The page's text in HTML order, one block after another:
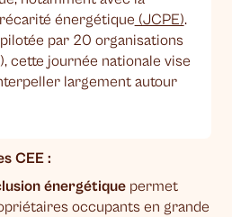
énergétique (JCPE).
par 20 organisations
cette journée nationale vise
largement autour
CEE :
énergétique permet
occupants en grande